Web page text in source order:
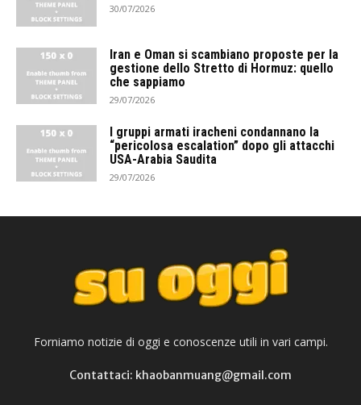
30/07/2026
Iran e Oman si scambiano proposte per la
gestione dello Stretto di Hormuz: quello
che sappiamo
29/07/2026
I gruppi armati iracheni condannano la
“pericolosa escalation” dopo gli attacchi
USA-Arabia Saudita
29/07/2026
Forniamo notizie di oggi e conoscenze utili in vari campi.
Contattaci: khaobanmuang@gmail.com